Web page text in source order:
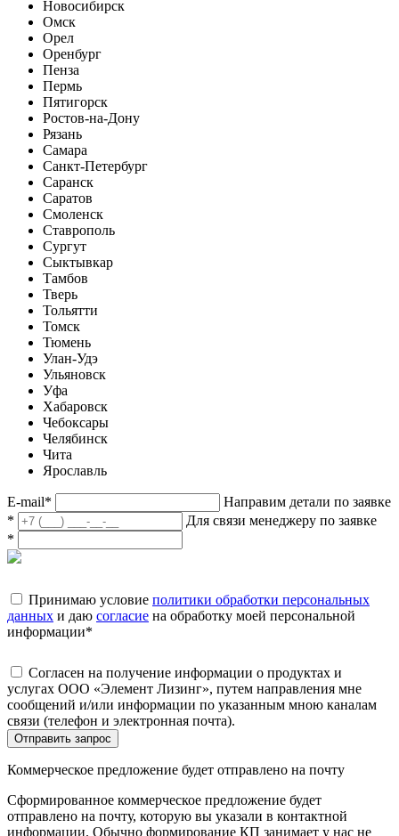
Новосибирск
Омск
Орел
Оренбург
Пенза
Пермь
Пятигорск
Ростов-на-Дону
Рязань
Самара
Санкт-Петербург
Саранск
Саратов
Смоленск
Ставрополь
Сургут
Сыктывкар
Тамбов
Тверь
Тольятти
Томск
Тюмень
Улан-Удэ
Ульяновск
Уфа
Хабаровск
Чебоксары
Челябинск
Чита
Ярославль
E-mail*
Направим детали по заявке
*
Для связи менеджеру по заявке
*
Принимаю условие политики обработки персональных
данных и даю согласие на обработку моей персональной
информации*
Согласен на получение информации о продуктах и
услугах ООО «Элемент Лизинг», путем направления мне
сообщений и/или информации по указанным мною каналам
связи (телефон и электронная почта).
Отправить запрос
Коммерческое предложение будет отправлено на почту
Сформированное коммерческое предложение будет
отправлено на почту, которую вы указали в контактной
информации. Обычно формирование КП занимает у нас не